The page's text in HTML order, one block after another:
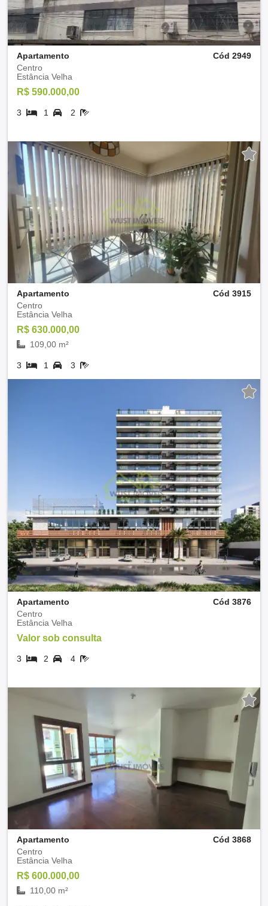
Apartamento
Cód 2949
Centro
Estância Velha
R$ 590.000,00
3 1 2
Apartamento
Cód 3915
Centro
Estância Velha
R$ 630.000,00
109,00 m²
3 1 3
Apartamento
Cód 3876
Centro
Estância Velha
Valor sob consulta
3 2 4
Apartamento
Cód 3868
Centro
Estância Velha
R$ 600.000,00
110,00 m²